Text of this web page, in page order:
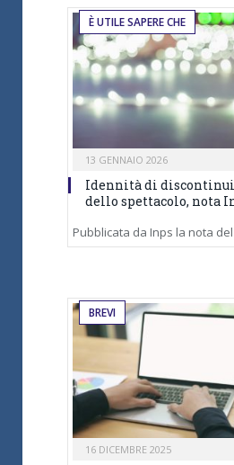
È UTILE SAPERE CHE
13 GENNAIO 2026
Idennità di
dello spettacolo, nota
Pubblicata da Inps la nota
BREVI
16 DICEMBRE 2025